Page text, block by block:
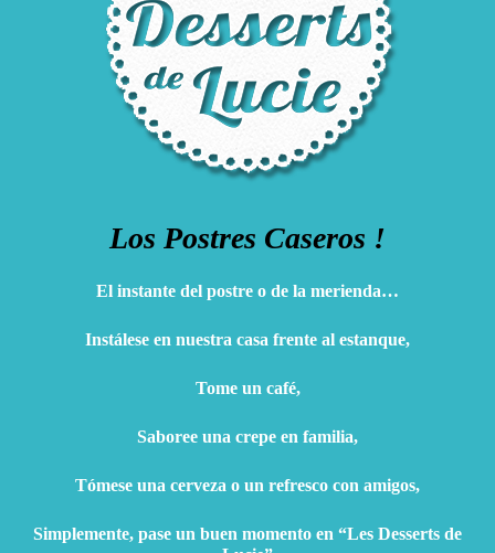
Los Postres Caseros !
El instante del postre o de la merienda…
Instálese en nuestra casa frente al estanque,
Tome un café,
Saboree una crepe en familia,
Tómese una cerveza o un refresco con amigos,
Simplemente, pase un buen momento en “Les Desserts de